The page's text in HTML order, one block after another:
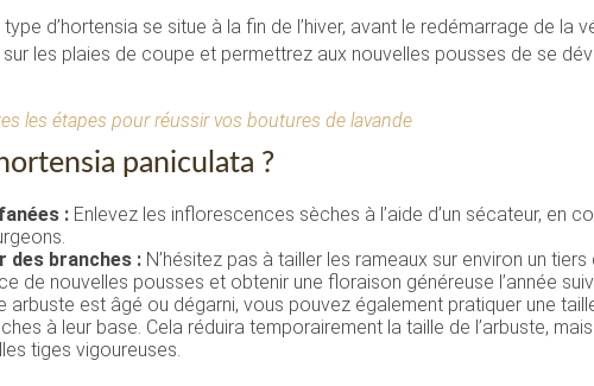
d’hortensia se situe à la fin de l’hiver, avant le redémarrage de la
les plaies de coupe et permettrez aux nouvelles pousses de se
les étapes pour réussir vos boutures de lavande
paniculata ?
: Enlevez les inflorescences sèches à l’aide d’un sécateur, en
des branches : N’hésitez pas à tailler les rameaux sur environ un tiers
de nouvelles pousses et obtenir une floraison généreuse l’année
arbuste est âgé ou dégarni, vous pouvez également pratiquer une
à leur base. Cela réduira temporairement la taille de l’arbuste,
tiges vigoureuses.